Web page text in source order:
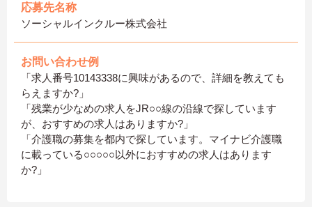
応募先名称
ソーシャルインクルー株式会社
お問い合わせ例
「求人番号10143338に興味があるので、詳細を教えても
らえますか?」
「残業が少なめの求人をJR○○線の沿線で探しています
が、おすすめの求人はありますか?」
「介護職の募集を都内で探しています。マイナビ介護職
に載っている○○○○○以外におすすめの求人はあります
か?」